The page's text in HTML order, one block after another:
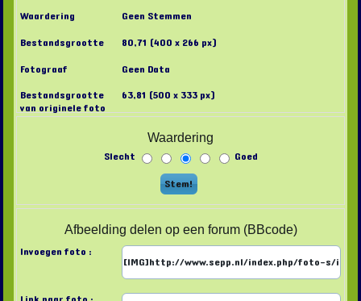
Waardering
Geen Stemmen
Bestandsgrootte
80,71 (400 x 266 px)
Fotograaf
Geen Data
Bestandsgrootte
van originele foto
63,81 (500 x 333 px)
Waardering
Slecht Goed
Afbeelding delen op een forum (BBcode)
Invoegen foto :